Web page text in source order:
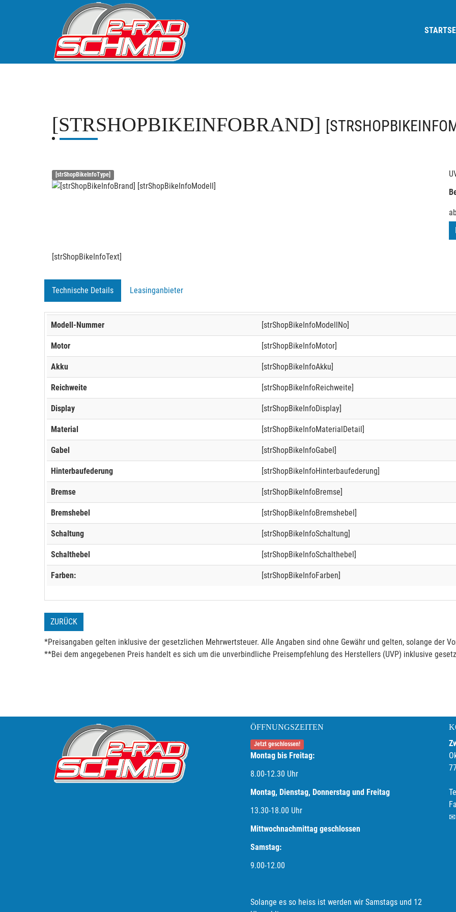
[STRSHOPBIKEINFOBRAND]
[strShopBikeInfoType]
[strShopBikeInfoText]
Technische Details Leasinganbieter
Modell-Nummer [strShopBikeInfoModellNo]
Motor [strShopBikeInfoMotor]
Akku [strShopBikeInfoAkku]
Reichweite [strShopBikeInfoReichweite]
Display [strShopBikeInfoDisplay]
Material [strShopBikeInfoMaterialDetail]
Gabel [strShopBikeInfoGabel]
Hinterbaufederung [strShopBikeInfoHinterbaufederung]
Bremse [strShopBikeInfoBremse]
Bremshebel [strShopBikeInfoBremshebel]
Schaltung [strShopBikeInfoSchaltung]
Schalthebel [strShopBikeInfoSchalthebel]
Farben: [strShopBikeInfoFarben]
ZURÜCK
*Preisangaben gelten inklusive der gesetzlichen Mehrwertsteuer. Alle Angaben sind ohne Gewähr und gelten, solange der
**Bei dem angegebenen Preis handelt es sich um die unverbindliche Preisempfehlung des Herstellers (UVP) inklusive
ÖFFNUNGSZEITEN
Jetzt geschlossen!
Montag bis Freitag:
8.00-12.30 Uhr
Montag, Dienstag, Donnerstag und Freitag
13.30-18.00 Uhr
Mittwochnachmittag geschlossen
Samstag:
9.00-12.00
Solange es so heiss ist werden wir Samstags und 12